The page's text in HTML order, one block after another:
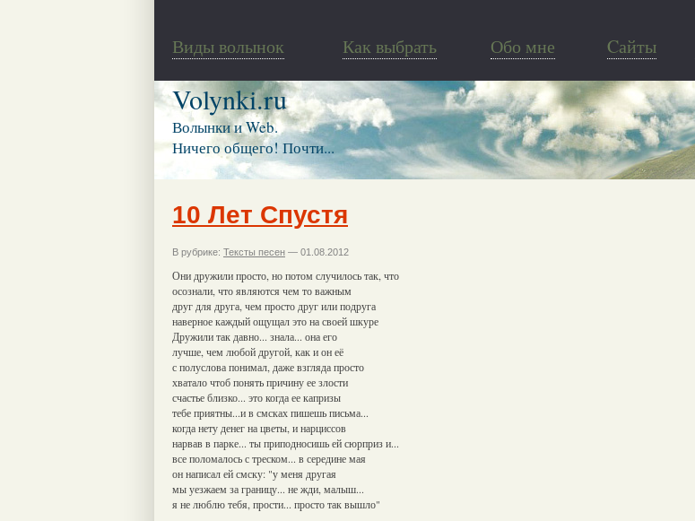
Виды волынок Как выбрать Обо мне Cайты
Volynki.ru
Волынки и Web.
Ничего общего! Почти...
10 Лет Спустя
В рубрике: Тексты песен — 01.08.2012
Они дружили просто, но потом случилось так, что
осознали, что являются чем то важным
друг для друга, чем просто друг или подруга
наверное каждый ощущал это на своей шкуре
Дружили так давно... знала... она его
лучше, чем любой другой, как и он её
с полуслова понимал, даже взгляда просто
хватало чтоб понять причину ее злости
счастье близко... это когда ее капризы
тебе приятны...и в смсках пишешь письма...
когда нету денег на цветы, и нарциссов
нарвав в парке... ты приподносишь ей сюрприз и...
все поломалось с треском... в середине мая
он написал ей смску: "у меня другая
мы уезжаем за границу... не жди, малыш...
я не люблю тебя, прости... просто так вышло"